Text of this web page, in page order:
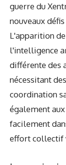
guerre du
nouveaux
L'apparition
l'intelligence
différente des
nécessitant
coordination
également
facilement
effort collectif